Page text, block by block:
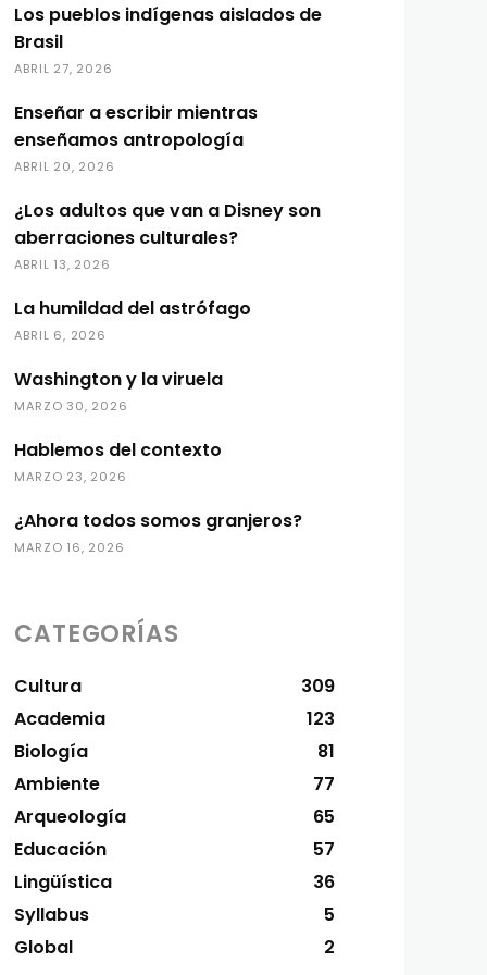
Los pueblos indígenas aislados de
Brasil
ABRIL 27, 2026
Enseñar a escribir mientras
enseñamos antropología
ABRIL 20, 2026
¿Los adultos que van a Disney son
aberraciones culturales?
ABRIL 13, 2026
La humildad del astrófago
ABRIL 6, 2026
Washington y la viruela
MARZO 30, 2026
Hablemos del contexto
MARZO 23, 2026
¿Ahora todos somos granjeros?
MARZO 16, 2026
CATEGORÍAS
Cultura
309
Academia
123
Biología
81
Ambiente
77
Arqueología
65
Educación
57
Lingüística
36
Syllabus
5
Global
2